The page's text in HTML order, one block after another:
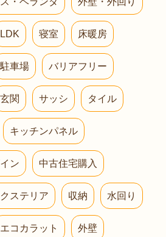
LDK 寝室 床暖房
駐車場 バリアフリー
玄関 サッシ タイル
キッチンパネル
ン 中古住宅購入
ステリア 収納 水回り
エコカラット 外壁